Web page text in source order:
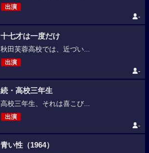
出演
-
十七才は一度だけ
秋田芙蓉高校では、近づい...
出演
-
続・高校三年生
高校三年生、それは喜こび...
出演
-
青い性（1964）